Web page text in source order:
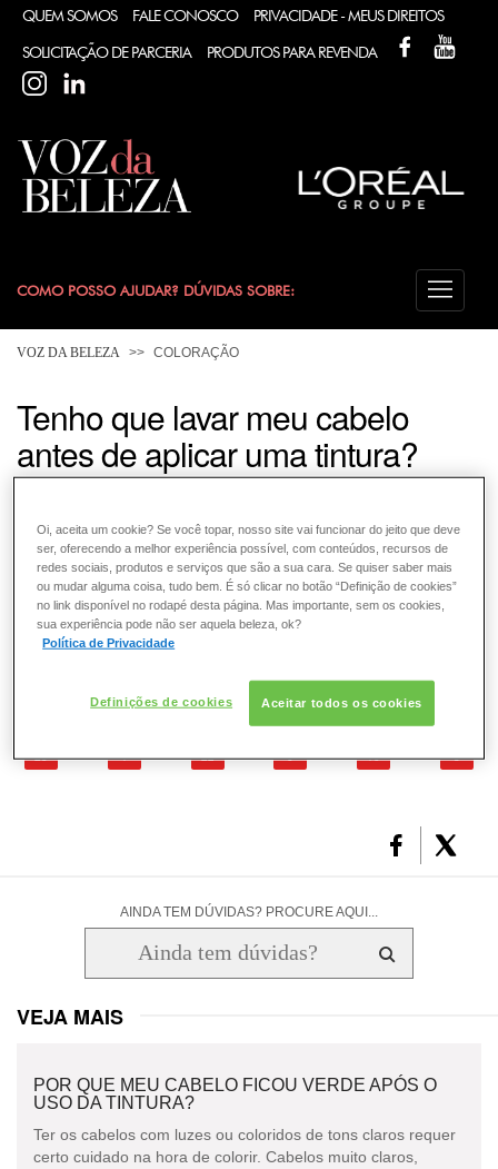
QUEM SOMOS FALE CONOSCO PRIVACIDADE - MEUS DIREITOS
SOLICITAÇÃO DE PARCERIA PRODUTOS PARA REVENDA
FACEBOOK
INSTAGRAM
COMO POSSO AJUDAR? DÚVIDAS SOBRE:
CABELO
COLORAÇÃO
DESODORANTE
FRAGRÂNCIA
PELE
VOZ DA BELEZA COLORAÇÃO
Tenho que lavar meu cabelo
antes de aplicar uma tintura?
permanentes e tom sobre tom (
tonalizante
) são feitas
sempre antes da lavagem. Ocouro cabeludo, não lavado,
antes da coloração desempenha um papel protetor tanto
da fibra capilar quanto do próprio couro cabeludo.
25 1 22 6 10 8
AINDA TEM DÚVIDAS? PROCURE AQUI...
VEJA MAIS
POR QUE MEU CABELO FICOU VERDE APÓS O
USO DA TINTURA?
Ter os cabelos com luzes ou coloridos de tons claros requer
certo cuidado na hora de colorir. Cabelos muito claros,
Oi, aceita um cookie? Se você topar, nosso site vai funcionar do jeito que deve
ser, oferecendo a melhor experiência possível, com conteúdos, recursos de
redes sociais, produtos e serviços que são a sua cara. Se quiser saber mais
ou mudar alguma coisa, tudo bem. É só clicar no botão “Definição de cookies”
no link disponível no rodapé desta página. Mas importante, sem os cookies,
sua experiência pode não ser aquela beleza, ok?
Política de Privacidade
Definições de cookies Aceitar todos os cookies